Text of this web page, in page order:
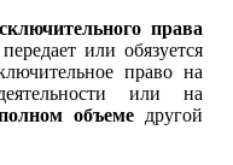
права
или обязуется
право на
или на
объеме другой